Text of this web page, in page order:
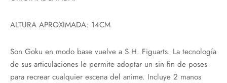
ALTURA APROXIMADA: 14CM
Son Goku en modo base vuelve a S.H. Figuarts. La tecnología
de sus articulaciones le permite adoptar un sin fin de poses
para recrear cualquier escena del anime. Incluye 2 manos